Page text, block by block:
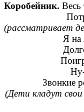
Коробейник. Весь
(рассматривает
Я на
Звонкие
(Дети кладут свои